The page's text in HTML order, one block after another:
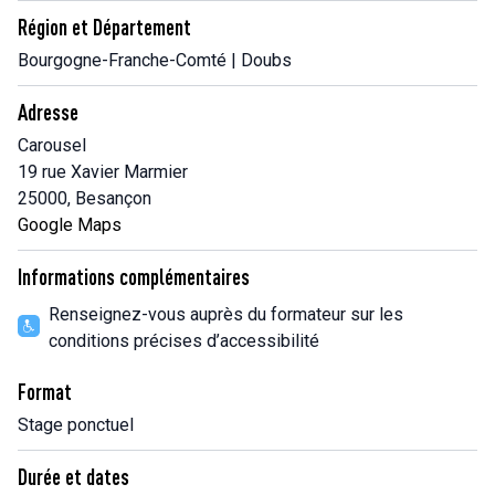
Région et Département
Bourgogne-Franche-Comté | Doubs
Adresse
Carousel
19 rue Xavier Marmier
25000, Besançon
Google Maps
Informations complémentaires
Renseignez-vous auprès du formateur sur les
conditions précises d’accessibilité
Format
Stage ponctuel
Durée et dates